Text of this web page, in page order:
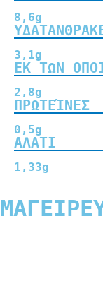
8,6g
3,1g
ΕΚ ΤΩΝ
2,8g
ΠΡΩΤΕΊΝΕΣ
0,5g
ΑΛΑΤΙ
1,33g